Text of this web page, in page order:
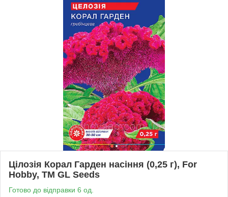
Цілозія Корал Гарден насіння (0,25 г), For
Hobby, TM GL Seeds
Готово до відправки 6 од.